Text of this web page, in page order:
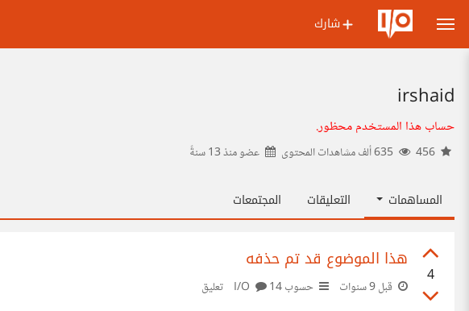
شارك
irshaid
حساب هذا المستخدم محظور.
عضو منذ13 سنةً
المساهمات التعليقات المجتمعات
4
هذا الموضوع قد تم حذفه
قبل 9 سنوات حسوب I/O14 تعليق